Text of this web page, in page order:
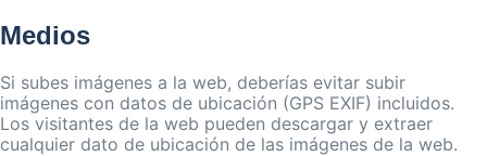
Medios
Si subes imágenes a la web, deberías evitar subir
imágenes con datos de ubicación (GPS EXIF) incluidos.
Los visitantes de la web pueden descargar y extraer
cualquier dato de ubicación de las imágenes de la web.